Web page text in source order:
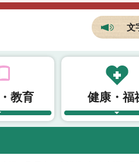
文
教育 健康・福